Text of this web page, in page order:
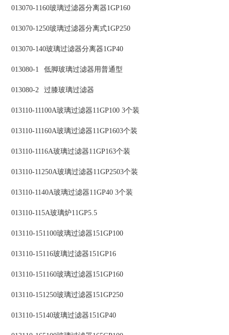
013070-1160玻璃过滤器分离器1GP160
013070-1250玻璃过滤器分离式1GP250
013070-140玻璃过滤器分离器1GP40
013080-1 低脚玻璃过滤器用普通型
013080-2 过膝玻璃过滤器
013110-11100A玻璃过滤器11GP100 3个装
013110-11160A玻璃过滤器11GP1603个装
013110-1116A玻璃过滤器11GP163个装
013110-11250A玻璃过滤器11GP2503个装
013110-1140A玻璃过滤器11GP40 3个装
013110-115A玻璃炉11GP5.5
013110-151100玻璃过滤器151GP100
013110-15116玻璃过滤器151GP16
013110-151160玻璃过滤器151GP160
013110-151250玻璃过滤器151GP250
013110-15140玻璃过滤器151GP40